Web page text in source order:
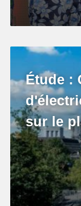
Étude :
sur le